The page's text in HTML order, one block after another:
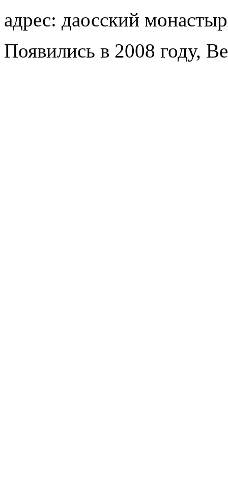
адрес: даосский
Появились в 2008 году,